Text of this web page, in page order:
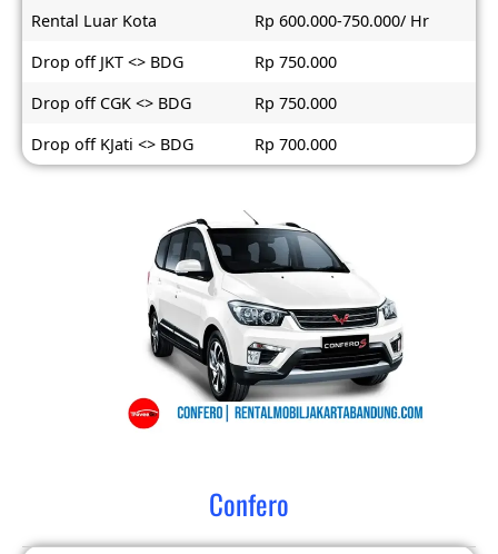
Rental Luar Kota
Rp 600.000-750.000/ Hr
Drop off JKT <> BDG
Rp 750.000
Drop off CGK <> BDG
Rp 750.000
Drop off KJati <> BDG
Rp 700.000
Confero